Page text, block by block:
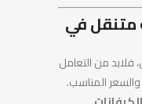
في
من التعامل
المناسب.